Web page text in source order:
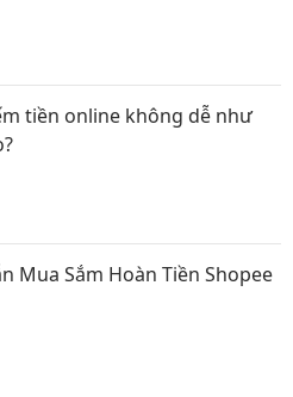
tiền online không dễ như
Mua Sắm Hoàn Tiền Shopee